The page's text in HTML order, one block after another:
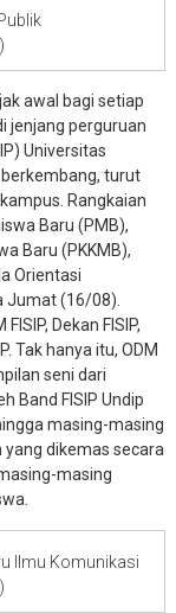
awal bagi setiap
jenjang perguruan
Universitas
turut
Rangkaian
Baru (PMB),
Baru (PKKMB),
Orientasi
Jumat (16/08).
Dekan FISIP,
Tak hanya itu, ODM
seni dari
Band FISIP Undip
masing-masing
dikemas secara
masing
Ilmu Komunikasi